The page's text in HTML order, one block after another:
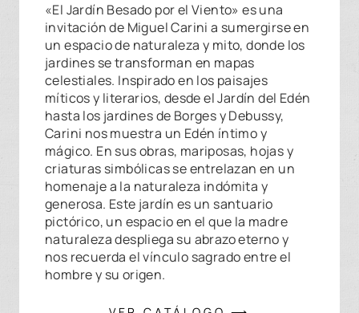
«El Jardín Besado por el Viento» es una
invitación de Miguel Carini a sumergirse en
un espacio de naturaleza y mito, donde los
jardines se transforman en mapas
celestiales. Inspirado en los paisajes
míticos y literarios, desde el Jardín del Edén
hasta los jardines de Borges y Debussy,
Carini nos muestra un Edén íntimo y
mágico. En sus obras, mariposas, hojas y
criaturas simbólicas se entrelazan en un
homenaje a la naturaleza indómita y
generosa. Este jardín es un santuario
pictórico, un espacio en el que la madre
naturaleza despliega su abrazo eterno y
nos recuerda el vínculo sagrado entre el
hombre y su origen.